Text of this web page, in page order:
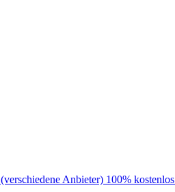
Anbieter) 100% kostenlos